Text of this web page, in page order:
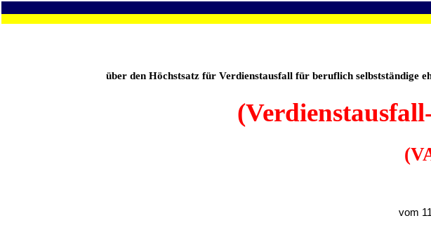
über den Höchstsatz für Verdienstausfall für beruflich selbstständige
vom